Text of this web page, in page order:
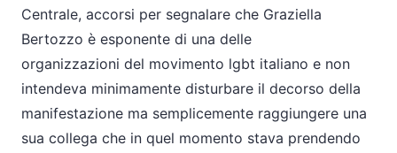
Centrale, accorsi per segnalare che Graziella
Bertozzo è esponente di una delle
organizzazioni del movimento lgbt italiano e non
intendeva minimamente disturbare il decorso della
manifestazione ma semplicemente raggiungere una
sua collega che in quel momento stava prendendo